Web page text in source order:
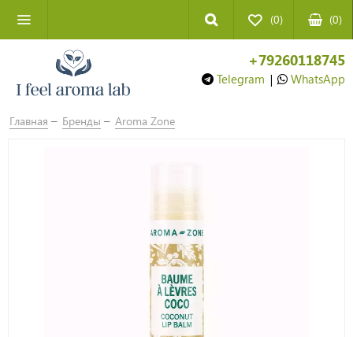
(0) (0)
+79260118745
Telegram | WhatsApp
Главная Бренды Aroma Zone